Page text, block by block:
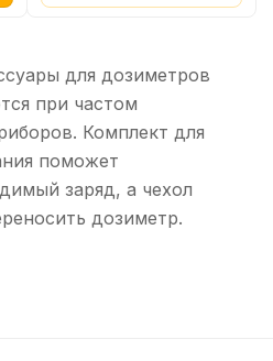
для дозиметров
при частом
Комплект для
поможет
заряд, а чехол
дозиметр.